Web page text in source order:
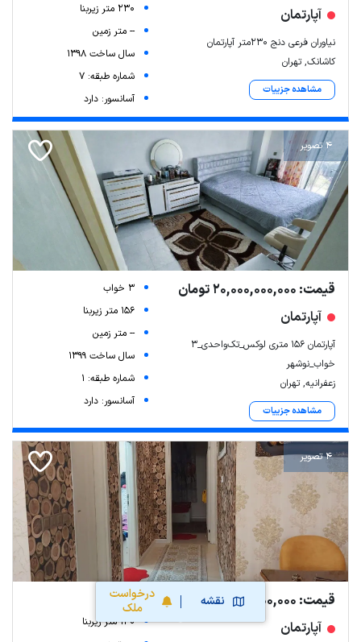
نقشه
درخواست
ملک
آپارتمان
نیاوران فرعی دنج ۲۳۰متر آپارتمان
کاشانک, تهران
مشاهده جزییات
230 متر زیربنا
-- متر زمین
سال ساخت 1398
شماره طبقه: 7
آسانسور: دارد
4 تصویر
قیمت: 20,000,000,000 تومان
آپارتمان
آپارتمان 156 متری لوکس_تک‌واحدی_3
خواب_نوشهر
زعفرانیه, تهران
مشاهده جزییات
3 خواب
156 متر زیربنا
-- متر زمین
سال ساخت 1399
شماره طبقه: 1
آسانسور: دارد
4 تصویر
قیمت: 55,000,000,000 تومان
آپارتمان
3 خواب
130 متر زیربنا